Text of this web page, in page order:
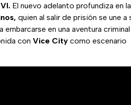
El nuevo adelanto profundiza en la
quien al salir de prisión se une a
embarcarse en una aventura
con Vice City como escenario